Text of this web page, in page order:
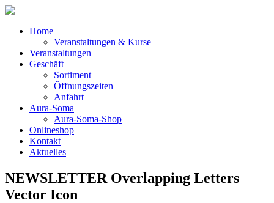
Home
Veranstaltungen & Kurse
Veranstaltungen
Geschäft
Sortiment
Öffnungszeiten
Anfahrt
Aura-Soma
Aura-Soma-Shop
Onlineshop
Kontakt
Aktuelles
NEWSLETTER Overlapping Letters
Vector Icon